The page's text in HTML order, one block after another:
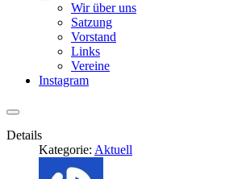
Wir über uns
Satzung
Vorstand
Links
Vereine
Instagram
Details
Kategorie: Aktuell